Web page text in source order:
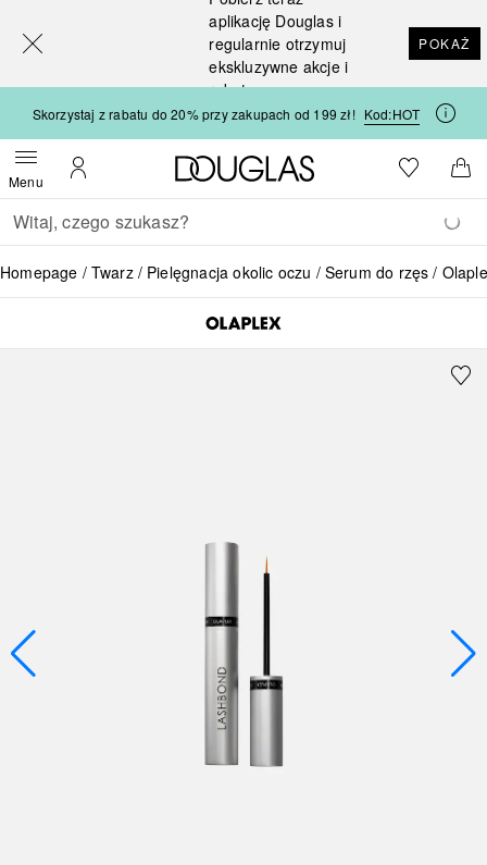
aplikację Douglas i
regularnie otrzymuj
ekskluzywne akcje i
rabaty
POKAŻ
Skorzystaj z rabatu do 20% przy zakupach od 199 zł! Kod:HOT
MenuOtwórz menuMoje konto
Strona główna Douglas
Do listyDo
Wracać
Wykonaj wyszukiwanie
Homepage Twarz Pielęgnacja okolic oczu Serum do rzęs
[navigation.slideout.screenreader]